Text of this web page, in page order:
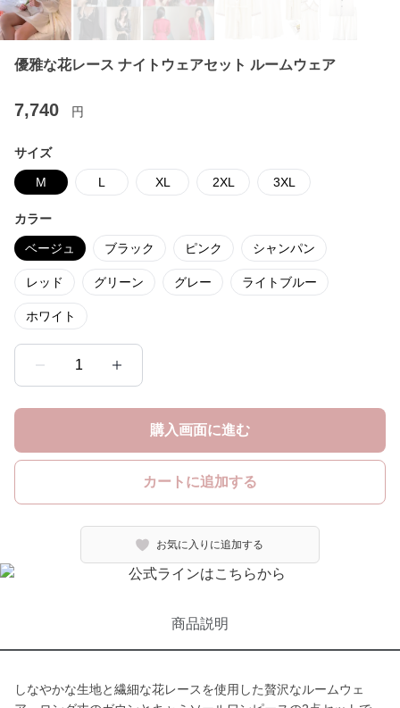
優雅な花レース ナイトウェアセット ルームウェア
7,740 円
サイズ
M L XL 2XL 3XL
カラー
ベージュ ブラック ピンク シャンパン
レッド グリーン グレー ライトブルー
ホワイト
1
購入画面に進む
カートに追加する
お気に入りに追加する
商品説明
しなやかな生地と繊細な花レースを使用した贅沢なルームウェ